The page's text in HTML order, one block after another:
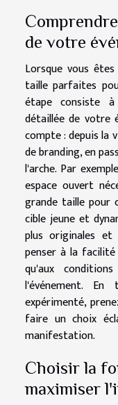
de votre
Lorsque vous
taille parfaites
étape consiste
détaillée de votre
compte : depuis la
de branding, en
l'arche. Par
espace ouvert
grande taille pour
cible jeune et
plus originales
penser à la
qu'aux
l'événement. En
expérimenté,
faire un choix
manifestation.
Choisir la
maximiser